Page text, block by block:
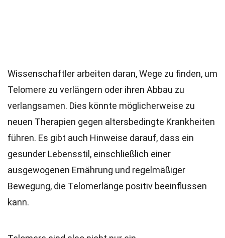
Wissenschaftler arbeiten daran, Wege zu finden, um
Telomere zu verlängern oder ihren Abbau zu
verlangsamen. Dies könnte möglicherweise zu
neuen Therapien gegen altersbedingte Krankheiten
führen. Es gibt auch Hinweise darauf, dass ein
gesunder Lebensstil, einschließlich einer
ausgewogenen Ernährung und regelmäßiger
Bewegung, die Telomerlänge positiv beeinflussen
kann.